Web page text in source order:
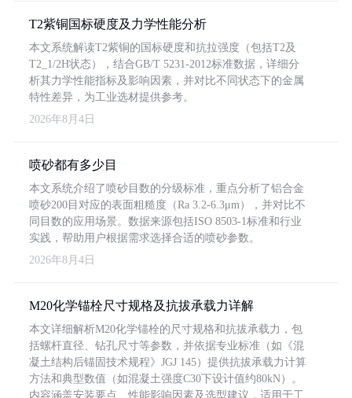
T2紫铜国标硬度及力学性能分析
本文系统解读T2紫铜的国标硬度和抗拉强度（包括T2及
T2_1/2H状态），结合GB/T 5231-2012标准数据，详细分
析其力学性能指标及影响因素，并对比不同状态下的金属
特性差异，为工业选材提供参考。
2026年8月4日
喷砂都有多少目
本文系统介绍了喷砂目数的分级标准，重点分析了铝合金
喷砂200目对应的表面粗糙度（Ra 3.2-6.3μm），并对比不
同目数的应用场景。数据来源包括ISO 8503-1标准和行业
实践，帮助用户根据需求选择合适的喷砂参数。
2026年8月4日
M20化学锚栓尺寸规格及抗拔承载力详解
本文详细解析M20化学锚栓的尺寸规格和抗拔承载力，包
括螺杆直径、钻孔尺寸等参数，并依据专业标准（如《混
凝土结构后锚固技术规程》JGJ 145）提供抗拔承载力计算
方法和典型数值（如混凝土强度C30下设计值约80kN）。
内容涵盖安装要点、性能影响因素及选型建议，适用于工